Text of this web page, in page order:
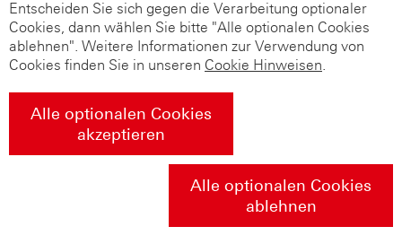
Entscheiden Sie sich gegen die Verarbeitung optionaler
Cookies, dann wählen Sie bitte "Alle optionalen Cookies
ablehnen". Weitere Informationen zur Verwendung von
Cookies finden Sie in unseren Cookie Hinweisen.
Alle optionalen Cookies
akzeptieren
Alle optionalen Cookies
ablehnen